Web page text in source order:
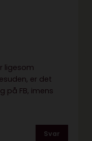
ligesom
er det
på FB, imens
Svar